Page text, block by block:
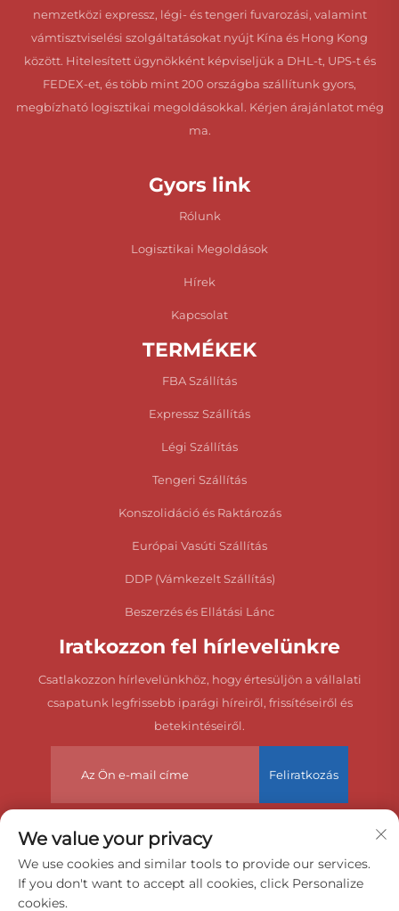
nemzetközi expressz, légi- és tengeri fuvarozási, valamint
vámtisztviselési szolgáltatásokat nyújt Kína és Hong Kong
között. Hitelesített ügynökként képviseljük a DHL-t, UPS-t és
FEDEX-et, és több mint 200 országba szállítunk gyors,
megbízható logisztikai megoldásokkal. Kérjen árajánlatot még
ma.
Gyors link
Rólunk
Logisztikai Megoldások
Hírek
Kapcsolat
TERMÉKEK
FBA Szállítás
Expressz Szállítás
Légi Szállítás
Tengeri Szállítás
Konszolidáció és Raktározás
Európai Vasúti Szállítás
DDP (Vámkezelt Szállítás)
Beszerzés és Ellátási Lánc
Iratkozzon fel hírlevelünkre
Csatlakozzon hírlevelünkhöz, hogy értesüljön a vállalati
csapatunk legfrissebb iparági híreiről, frissítéseiről és
betekintéseiről.
Feliratkozás
Szerzői jog © 2025 Kína Dongguan Zeyuan Nemzetközi
Fuvarozási Iroda Kft. Minden jog fenntartva.
We value your privacy
We use cookies and similar tools to provide our services.
If you don't want to accept all cookies, click Personalize
cookies.